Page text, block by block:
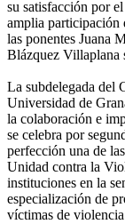
su satisfacción por
amplia participación
las ponentes Juana
Blázquez Villaplana
La subdelegada del
Universidad de
la colaboración e
se celebra por
perfección una de
Unidad contra la
instituciones en la
especialización de
víctimas de